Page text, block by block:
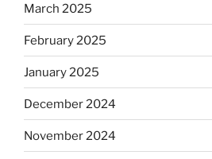
March 2025
February 2025
January 2025
December 2024
November 2024